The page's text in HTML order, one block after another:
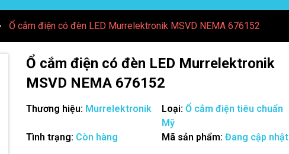
Ổ cắm điện có đèn LED Murrelektronik MSVD NEMA 676152
Ổ cắm điện có đèn LED Murrelektronik
MSVD NEMA 676152
Thương hiệu: Murrelektronik Loại: Ổ cắm điện tiêu chuẩn
Mỹ
Tình trạng: Còn hàng Mã sản phẩm: Đang cập nhật
Mã giảm giá: